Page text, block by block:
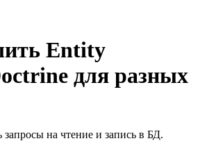
Entity
для разных
запросы на чтение и запись в БД.